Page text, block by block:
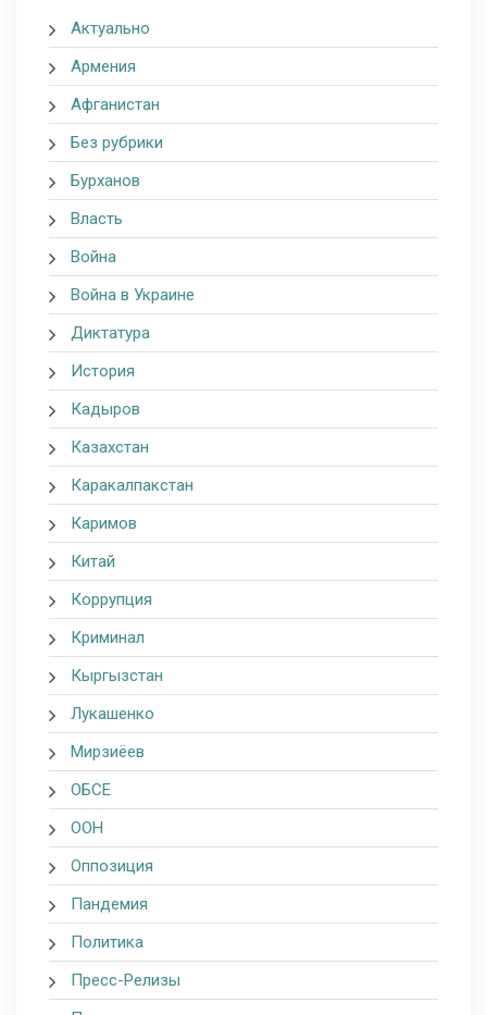
Актуально
Армения
Афганистан
Без рубрики
Бурханов
Власть
Война
Война в Украине
Диктатура
История
Кадыров
Казахстан
Каракалпакстан
Каримов
Китай
Коррупция
Криминал
Кыргызстан
Лукашенко
Мирзиёев
ОБСЕ
ООН
Оппозиция
Пандемия
Политика
Пресс-Релизы